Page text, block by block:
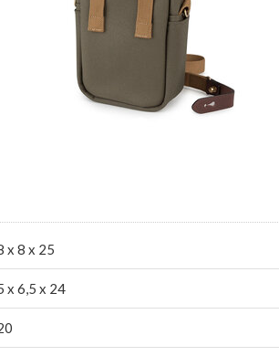
x 8 x 25
x 6,5 x 24